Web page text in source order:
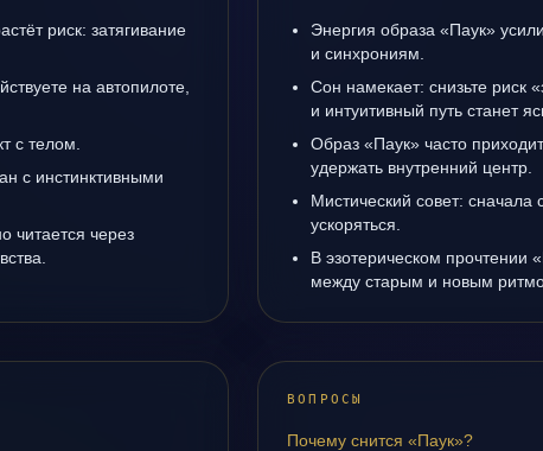
риск: затягивание
на автопилоте,
с телом.
с инстинктивными
читается через
Энергия образа «Паук»
и синхрониям.
Сон намекает: снизьте риск
и интуитивный путь станет
Образ «Паук» часто
удержать внутренний центр.
Мистический совет: сначала
ускоряться.
В эзотерическом прочтении
между старым и новым
ВОПРОСЫ
Почему снится «Паук»?